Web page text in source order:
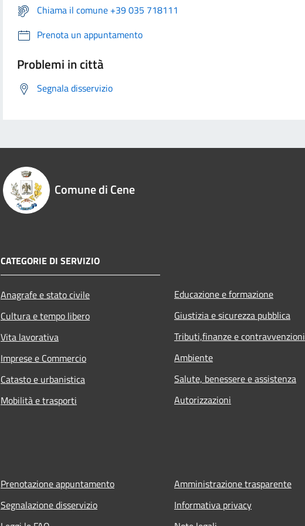
Chiama il comune +39 035 718111
Prenota un appuntamento
Problemi in città
Segnala disservizio
Comune di Cene
CATEGORIE DI SERVIZIO
Anagrafe e stato civile
Cultura e tempo libero
Vita lavorativa
Imprese e Commercio
Catasto e urbanistica
Mobilità e trasporti
Educazione e formazione
Giustizia e sicurezza pubblica
Tributi,finanze e contravvenzioni
Ambiente
Salute, benessere e assistenza
Autorizzazioni
Prenotazione appuntamento
Segnalazione disservizio
Amministrazione trasparente
Informativa privacy